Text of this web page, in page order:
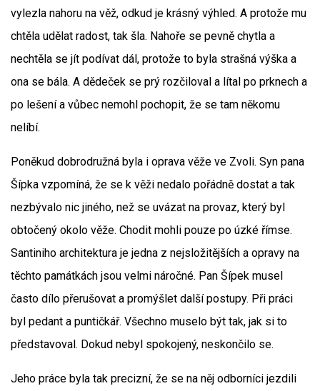
vylezla nahoru na věž, odkud je krásný výhled. A protože mu
chtěla udělat radost, tak šla. Nahoře se pevně chytla a
nechtěla se jít podívat dál, protože to byla strašná výška a
ona se bála. A dědeček se prý rozčiloval a lítal po prknech a
po lešení a vůbec nemohl pochopit, že se tam někomu
nelíbí.
Poněkud dobrodružná byla i oprava věže ve Zvoli. Syn pana
Šípka vzpomíná, že se k věži nedalo pořádně dostat a tak
nezbývalo nic jiného, než se uvázat na provaz, který byl
obtočený okolo věže. Chodit mohli pouze po úzké římse.
Santiniho architektura je jedna z nejsložitějších a opravy na
těchto památkách jsou velmi náročné. Pan Šípek musel
často dílo přerušovat a promýšlet další postupy. Při práci
byl pedant a puntičkář. Všechno muselo být tak, jak si to
představoval. Dokud nebyl spokojený, neskončilo se.
Jeho práce byla tak precizní, že se na něj odborníci jezdili